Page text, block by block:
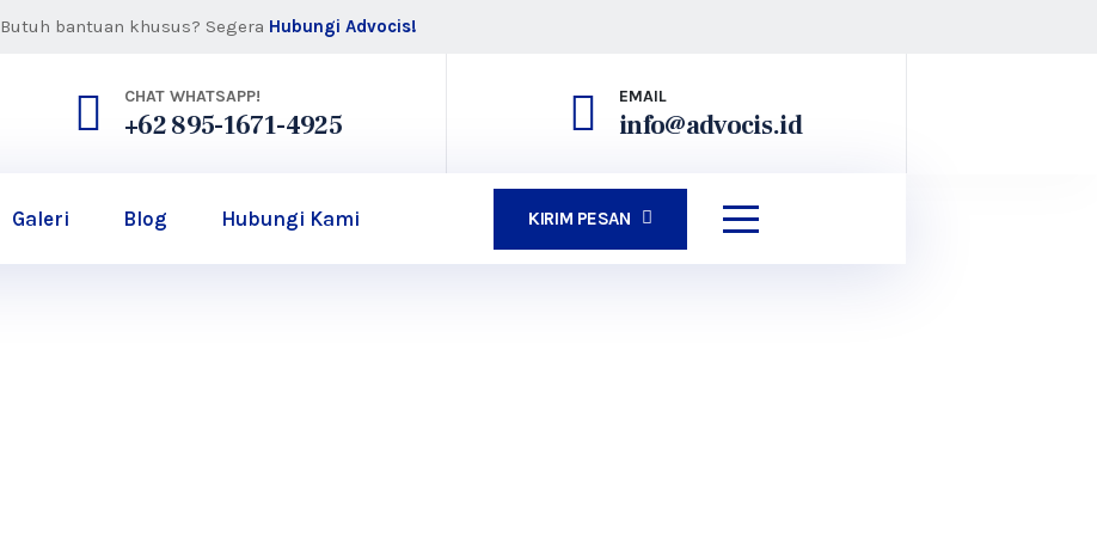
Butuh bantuan khusus? Segera Hubungi Advocis!
CHAT WHATSAPP!
+62 895-1671-4925
EMAIL
info@advocis.id
Galeri Blog Hubungi Kami KIRIM PESAN